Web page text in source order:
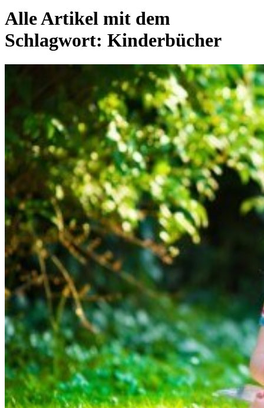
Alle Artikel mit dem
Schlagwort: Kinderbücher